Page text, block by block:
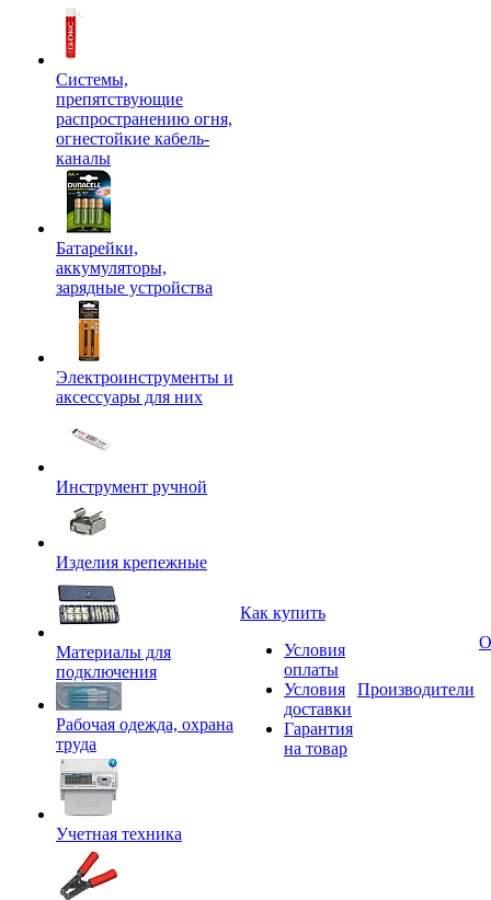
Системы,
препятствующие
распространению огня,
огнестойкие кабель-
каналы
Батарейки,
аккумуляторы,
зарядные устройства
Электроинструменты и
аксессуары для них
Инструмент ручной
Изделия крепежные
Материалы для
подключения
Рабочая одежда, охрана
труда
Учетная техника
Как купить
Условия
оплаты
Условия
доставки
Гарантия
на товар
Производители